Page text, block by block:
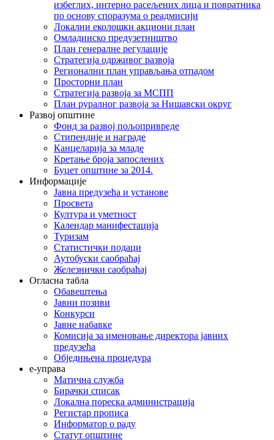
избеглих, интерно расељених лица и повратника
по основу споразума о реадмисији
Локални еколошки акциони план
Омладинско предузетништво
План генералне регулације
Стратегија одрживог развоја
Регионални план управљања отпадом
Просторни план
Стратегија развоја за МСПП
План руралног развоја за Нишавски округ
Развој општине
Фонд за развој пољопривреде
Стипендије и награде
Канцеларија за младе
Кретање броја запослених
Буџет општине за 2014.
Информације
Јавна предузећа и установе
Просвета
Култура и уметност
Календар манифестација
Туризам
Статистички подаци
Аутобуски саобраћај
Железнички саобраћај
Огласна табла
Обавештења
Јавни позиви
Конкурси
Јавне набавке
Комисија за именовање директора јавних
предузећа
Обједињена процедура
е-управа
Матична служба
Бирачки списак
Локална пореска администрација
Регистар прописа
Информатор о раду
Статут општине